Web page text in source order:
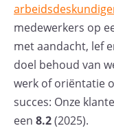
medewerkers op
met aandacht, lef
doel behoud van
werk of oriëntatie
succes: Onze
een 8.2(2025).